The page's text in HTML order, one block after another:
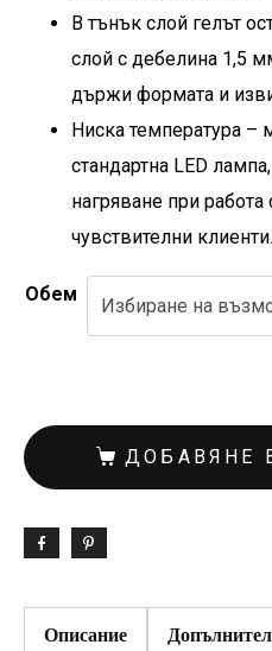
В тънък слой гелът
слой с дебелина 1,5
държи формата и
Ниска температура –
стандартна LED
нагряване при
чувствителни клиенти.
Обем
ДОБАВЯНЕ
Описание